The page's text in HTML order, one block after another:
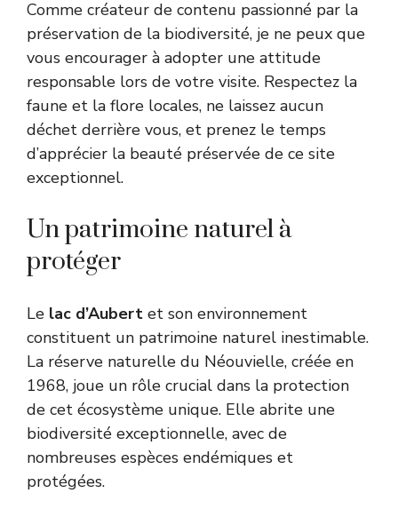
Comme créateur de contenu passionné par la
préservation de la biodiversité, je ne peux que
vous encourager à adopter une attitude
responsable lors de votre visite. Respectez la
faune et la flore locales, ne laissez aucun
déchet derrière vous, et prenez le temps
d’apprécier la beauté préservée de ce site
exceptionnel.
Un patrimoine naturel à
protéger
Le lac d’Aubert et son environnement
constituent un patrimoine naturel inestimable.
La réserve naturelle du Néouvielle, créée en
1968, joue un rôle crucial dans la protection
de cet écosystème unique. Elle abrite une
biodiversité exceptionnelle, avec de
nombreuses espèces endémiques et
protégées.